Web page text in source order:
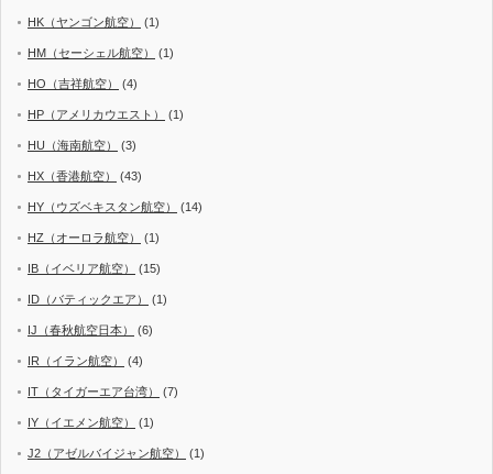
HK（ヤンゴン航空） (1)
HM（セーシェル航空） (1)
HO（吉祥航空） (4)
HP（アメリカウエスト） (1)
HU（海南航空） (3)
HX（香港航空） (43)
HY（ウズベキスタン航空） (14)
HZ（オーロラ航空） (1)
IB（イベリア航空） (15)
ID（バティックエア） (1)
IJ（春秋航空日本） (6)
IR（イラン航空） (4)
IT（タイガーエア台湾） (7)
IY（イエメン航空） (1)
J2（アゼルバイジャン航空） (1)